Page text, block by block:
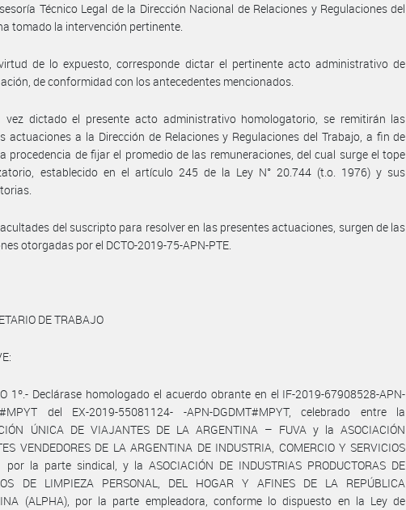
Técnico Legal de la Dirección Nacional de Relaciones y Regulaciones del
tomado la intervención pertinente.
de lo expuesto, corresponde dictar el pertinente acto administrativo de
de conformidad con los antecedentes mencionados.
vez dictado el presente acto administrativo homologatorio, se remitirán las
actuaciones a la Dirección de Relaciones y Regulaciones del Trabajo, a fin de
procedencia de fijar el promedio de las remuneraciones, del cual surge el tope
establecido en el artículo 245 de la Ley N° 20.744 (t.o. 1976) y sus
del suscripto para resolver en las presentes actuaciones, surgen de las
otorgadas por el DCTO-2019-75-APN-PTE.
DE TRABAJO
1º.- Declárase homologado el acuerdo obrante en el IF-2019-67908528-APN-
del EX-2019-55081124- -APN-DGDMT#MPYT, celebrado entre la
ÚNICA DE VIAJANTES DE LA ARGENTINA – FUVA y la ASOCIACIÓN
VENDEDORES DE LA ARGENTINA DE INDUSTRIA, COMERCIO Y SERVICIOS
por la parte sindical, y la ASOCIACIÓN DE INDUSTRIAS PRODUCTORAS DE
DE LIMPIEZA PERSONAL, DEL HOGAR Y AFINES DE LA REPÚBLICA
(ALPHA), por la parte empleadora, conforme lo dispuesto en la Ley de